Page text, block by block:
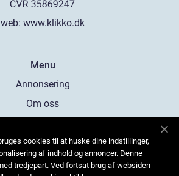
web: www.klikko.dk
Menu
Annonsering
Om oss
Kontakta oss
Sitemap
cookies til at huske dine indstillinger,
af indhold og annoncer. Denne
tredjepart. Ved fortsat brug af websiden